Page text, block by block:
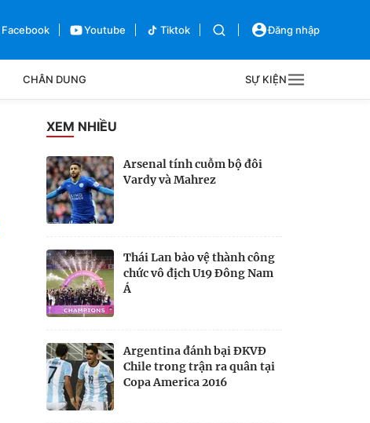
Facebook Youtube Tiktok Đăng nhập
CHÂN DUNG SỰ KIỆN
Bên lề
XEM NHIỀU
Arsenal tính cuỗm bộ đôi
Vardy và Mahrez
Thái Lan bảo vệ thành công
chức vô địch U19 Đông Nam
Á
Argentina đánh bại ĐKVĐ
Chile trong trận ra quân tại
Copa America 2016